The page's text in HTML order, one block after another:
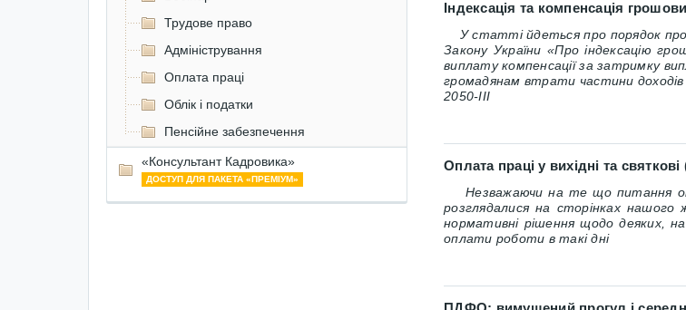
Індексація та компенсація
У статті йдеться про порядок
Закону України «Про індексацію
виплату компенсації за затримку
громадянам втрати частини доходів
2050-ІІІ
Оплата праці у вихідні та святкові
Незважаючи на те що питання
розглядалися на сторінках
нормативні рішення щодо деяких,
оплати роботи в такі дні
Трудове право
Адміністрування
Оплата праці
Облік і податки
Пенсійне забезпечення
«Консультант Кадровика»
ДОСТУП ДЛЯ ПАКЕТА «ПРЕМІУМ»